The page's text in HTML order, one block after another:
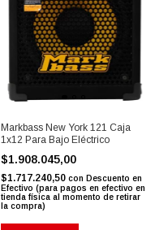
Markbass New York 121 Caja
1x12 Para Bajo Eléctrico
$1.908.045,00
$1.717.240,50 con Descuento en
Efectivo (para pagos en efectivo en
tienda física al momento de retirar
la compra)